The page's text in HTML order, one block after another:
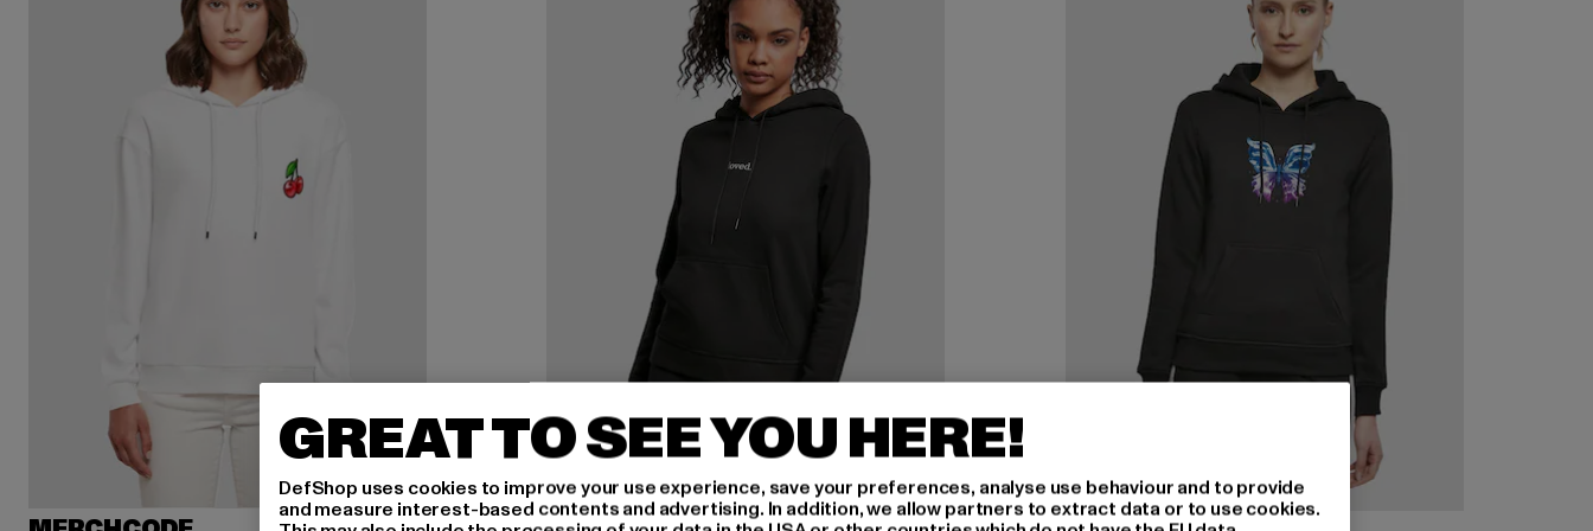
GREAT TO SEE YOU HERE!
DefShop uses cookies to improve your use experience, save your preferences, analyse use behaviour and to provide
and measure interest-based contents and advertising. In addition, we allow partners to extract data or to use cookies.